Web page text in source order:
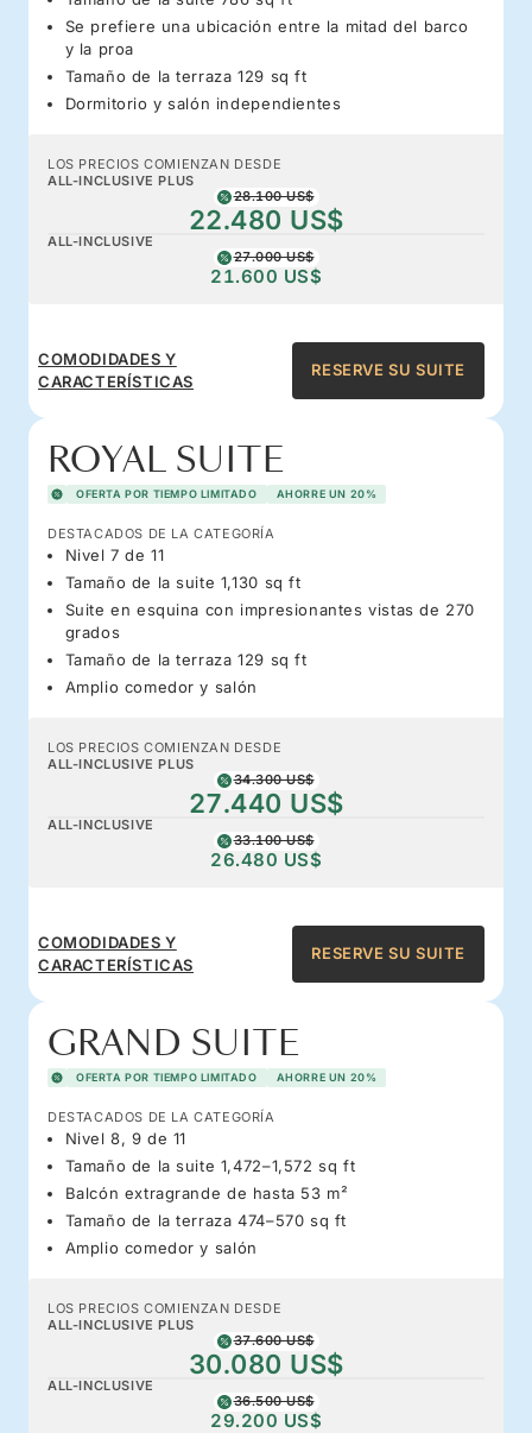
Se prefiere una ubicación entre la mitad del barco
y la proa
Tamaño de la terraza 129 sq ft
Dormitorio y salón independientes
LOS PRECIOS COMIENZAN DESDE
ALL-INCLUSIVE PLUS
28.100 US$
22.480 US$
ALL-INCLUSIVE
27.000 US$
21.600 US$
COMODIDADES Y
CARACTERÍSTICAS
RESERVE SU SUITE
ROYAL SUITE
OFERTA POR TIEMPO LIMITADO AHORRE UN 20%
DESTACADOS DE LA CATEGORÍA
Nivel 7 de 11
Tamaño de la suite 1,130 sq ft
Suite en esquina con impresionantes vistas de 270
grados
Tamaño de la terraza 129 sq ft
Amplio comedor y salón
LOS PRECIOS COMIENZAN DESDE
ALL-INCLUSIVE PLUS
34.300 US$
27.440 US$
ALL-INCLUSIVE
33.100 US$
26.480 US$
COMODIDADES Y
CARACTERÍSTICAS
RESERVE SU SUITE
GRAND SUITE
OFERTA POR TIEMPO LIMITADO AHORRE UN 20%
DESTACADOS DE LA CATEGORÍA
Nivel 8, 9 de 11
Tamaño de la suite 1,472–1,572 sq ft
Balcón extragrande de hasta 53 m²
Tamaño de la terraza 474–570 sq ft
Amplio comedor y salón
LOS PRECIOS COMIENZAN DESDE
ALL-INCLUSIVE PLUS
37.600 US$
30.080 US$
ALL-INCLUSIVE
36.500 US$
29.200 US$